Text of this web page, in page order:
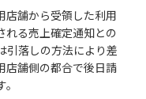
店舗から受領した利用
れる売上確定通知との
引落しの方法により差
店舗側の都合で後日請